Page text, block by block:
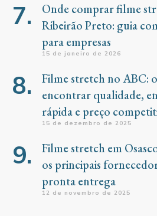
Onde comprar filme
Ribeirão Preto: guia
para empresas
15 de janeiro de 2026
Filme stretch no ABC:
encontrar qualidade,
rápida e preço
15 de dezembro de 2025
Filme stretch em
os principais
pronta entrega
12 de novembro de 2025